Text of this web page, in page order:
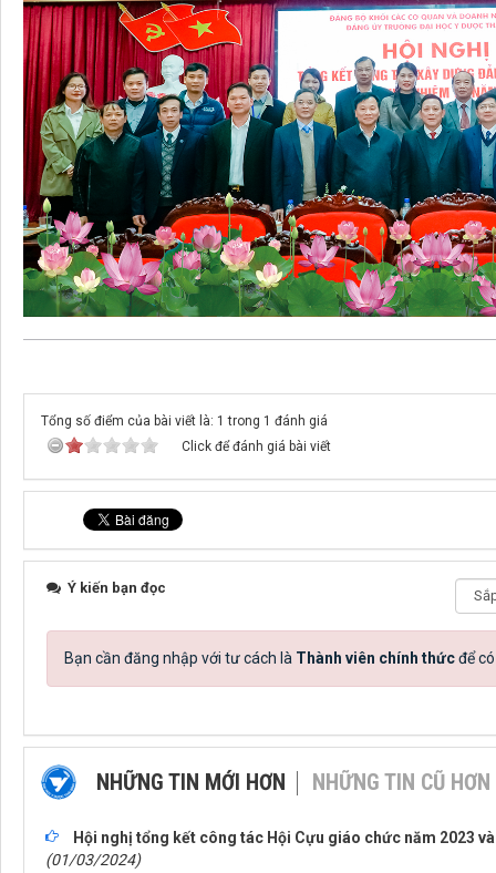
Tổng số điểm của bài viết là: 1 trong 1 đánh giá
Click để đánh giá bài viết
Ý kiến bạn đọc
Bạn cần đăng nhập với tư cách là Thành viên chính thứcđể
NHỮNG TIN MỚI HƠN NHỮNG TIN CŨ HƠN
Hội nghị tổng kết công tác Hội Cựu giáo chức năm 2023
(01/03/2024)